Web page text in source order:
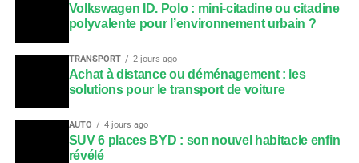
Volkswagen ID. Polo : mini-citadine ou citadine
polyvalente pour l’environnement urbain ?
TRANSPORT 2 jours ago
Achat à distance ou déménagement : les
solutions pour le transport de voiture
AUTO 4 jours ago
SUV 6 places BYD : son nouvel habitacle enfin
révélé